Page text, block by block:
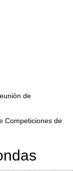
de
Competiciones de